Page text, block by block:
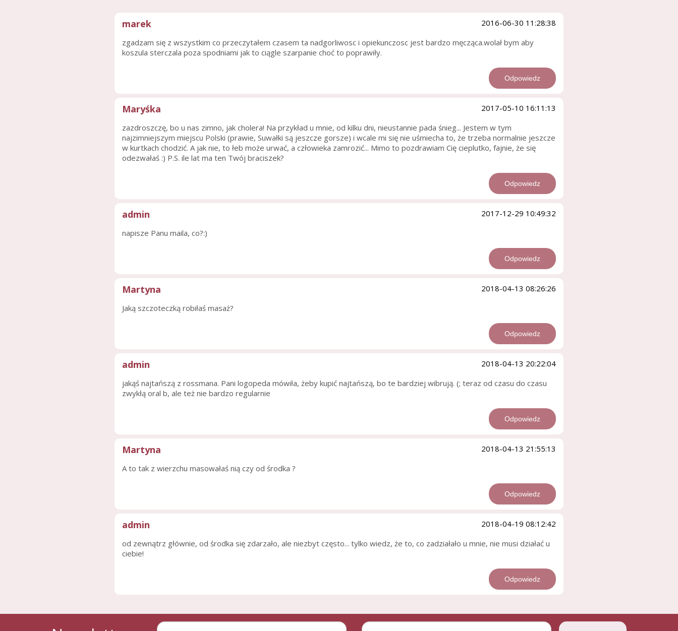
2016-06-30 11:28:38
marek
zgadzam się z wszystkim co przeczytałem czasem ta nadgorliwosc i opiekunczosc jest bardzo męcząca.wolał bym aby
koszula sterczala poza spodniami jak to ciągle szarpanie choć to poprawiły.
Odpowiedz
2017-05-10 16:11:13
Maryśka
zazdroszczę, bo u nas zimno, jak cholera! Na przykład u mnie, od kilku dni, nieustannie pada śnieg... Jestem w tym
najzimniejszym miejscu Polski (prawie, Suwałki są jeszcze gorsze) i wcale mi się nie uśmiecha to, że trzeba normalnie jeszcze
w kurtkach chodzić. A jak nie, to łeb może urwać, a człowieka zamrozić... Mimo to pozdrawiam Cię cieplutko, fajnie, że się
odezwałaś :) P.S. ile lat ma ten Twój braciszek?
Odpowiedz
2017-12-29 10:49:32
admin
napisze Panu maila, co?:)
Odpowiedz
2018-04-13 08:26:26
Martyna
Jaką szczoteczką robiłaś masaż?
Odpowiedz
2018-04-13 20:22:04
admin
jakąś najtańszą z rossmana. Pani logopeda mówiła, żeby kupić najtańszą, bo te bardziej wibrują. (; teraz od czasu do czasu
zwykłą oral b, ale też nie bardzo regularnie
Odpowiedz
2018-04-13 21:55:13
Martyna
A to tak z wierzchu masowałaś nią czy od środka ?
Odpowiedz
2018-04-19 08:12:42
admin
od zewnątrz głównie, od środka się zdarzało, ale niezbyt często... tylko wiedz, że to, co zadziałało u mnie, nie musi działać u
ciebie!
Odpowiedz